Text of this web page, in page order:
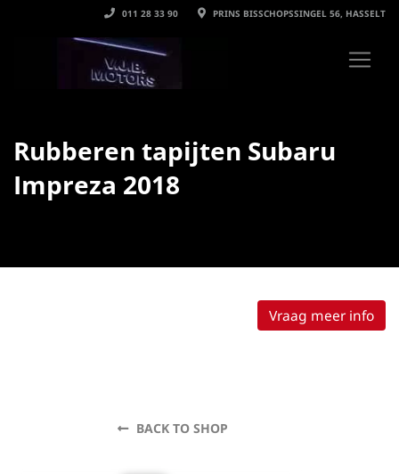
011 28 33 90 PRINS BISSCHOPSSINGEL 56, HASSELT
Rubberen tapijten Subaru
Impreza 2018
Vraag meer info
BACK TO SHOP